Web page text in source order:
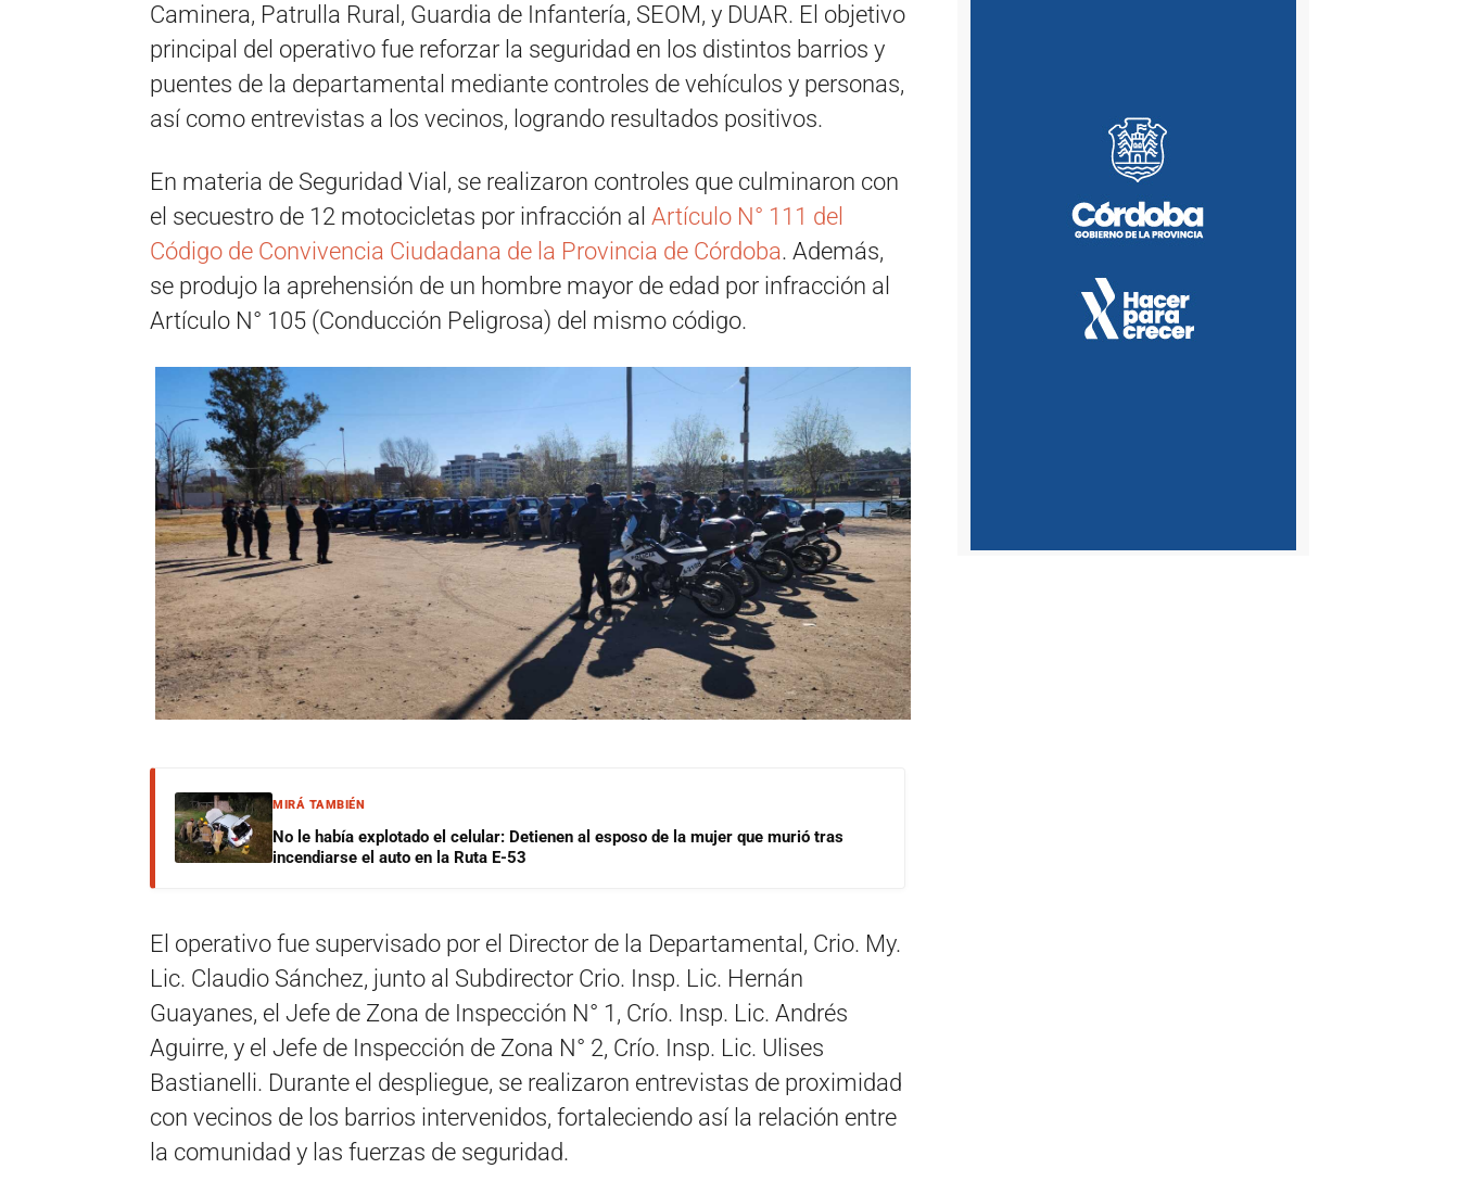
Caminera, Patrulla Rural, Guardia de Infantería, SEOM, y DUAR. El objetivo
principal del operativo fue reforzar la seguridad en los distintos barrios y
puentes de la departamental mediante controles de vehículos y personas,
así como entrevistas a los vecinos, logrando resultados positivos.
En materia de Seguridad Vial, se realizaron controles que culminaron con
el secuestro de 12 motocicletas por infracción al Artículo N° 111 del
Código de Convivencia Ciudadana de la Provincia de Córdoba. Además,
se produjo la aprehensión de un hombre mayor de edad por infracción al
Artículo N° 105 (Conducción Peligrosa) del mismo código.
MIRÁ TAMBIÉN
No le había explotado el celular: Detienen al esposo de la mujer que murió tras
incendiarse el auto en la Ruta E-53
El operativo fue supervisado por el Director de la Departamental, Crio. My.
Lic. Claudio Sánchez, junto al Subdirector Crio. Insp. Lic. Hernán
Guayanes, el Jefe de Zona de Inspección N° 1, Crío. Insp. Lic. Andrés
Aguirre, y el Jefe de Inspección de Zona N° 2, Crío. Insp. Lic. Ulises
Bastianelli. Durante el despliegue, se realizaron entrevistas de proximidad
con vecinos de los barrios intervenidos, fortaleciendo así la relación entre
la comunidad y las fuerzas de seguridad.